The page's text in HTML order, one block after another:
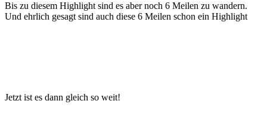
Bis zu diesem Highlight sind es aber noch 6 Meilen zu wandern.
Und ehrlich gesagt sind auch diese 6 Meilen schon ein Highlight
Jetzt ist es dann gleich so weit!